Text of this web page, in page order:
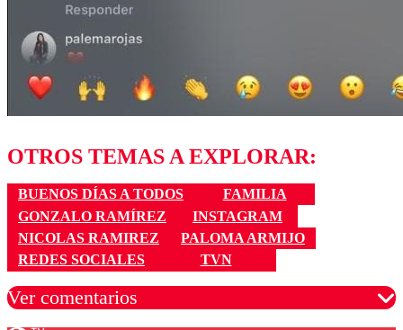
OTROS TEMAS A EXPLORAR:
BUENOS DÍAS A TODOS
FAMILIA
GONZALO RAMÍREZ
INSTAGRAM
NICOLAS RAMIREZ
PALOMA ARMIJO
REDES SOCIALES
TVN
Ver comentarios